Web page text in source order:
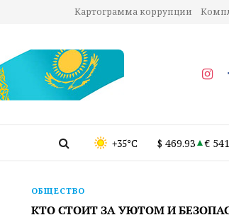
Картограмма коррупции
+35°C $ 469.93 €
ОБЩЕСТВО
КТО СТОИТ ЗА УЮТОМ И